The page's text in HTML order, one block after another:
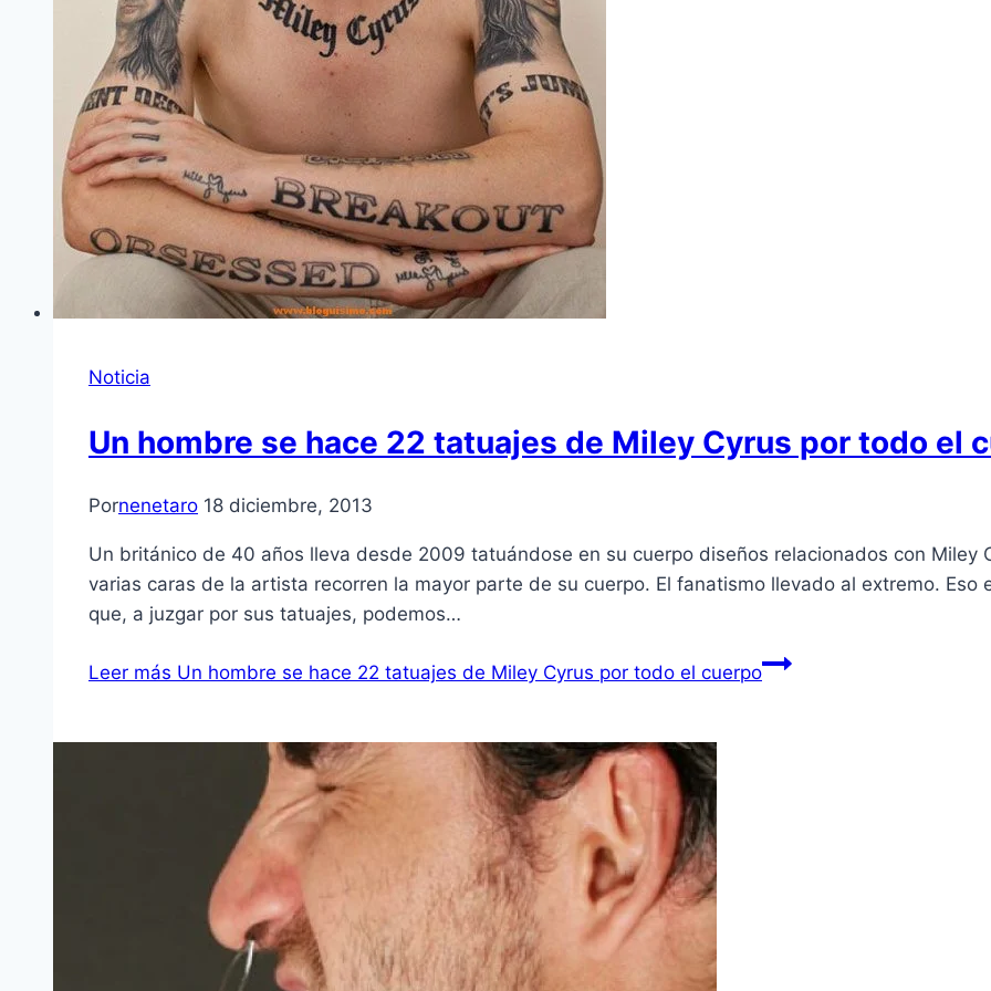
Noticia
Un hombre se hace 22 tatuajes de Miley Cyrus por todo el
Pornenetaro 18 diciembre, 2013
Un británico de 40 años lleva desde 2009 tatuándose en su cuerpo diseños relacionados con Miley
varias caras de la artista recorren la mayor parte de su cuerpo. El fanatismo llevado al extremo. Eso
que, a juzgar por sus tatuajes, podemos…
Leer más Un hombre se hace 22 tatuajes de Miley Cyrus por todo el cuerpo